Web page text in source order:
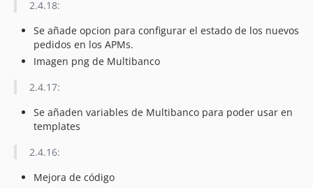
2.4.18:
Se añade opcion para configurar el estado de los nuevos
pedidos en los APMs.
Imagen png de Multibanco
2.4.17:
Se añaden variables de Multibanco para poder usar en
templates
2.4.16:
Mejora de código